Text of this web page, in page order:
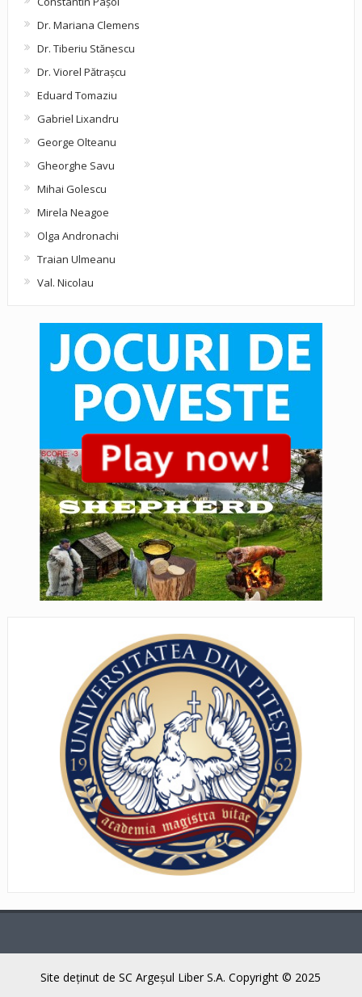
Dr. Mariana Clemens
Dr. Tiberiu Stănescu
Dr. Viorel Pătraşcu
Eduard Tomaziu
Gabriel Lixandru
George Olteanu
Gheorghe Savu
Mihai Golescu
Mirela Neagoe
Olga Andronachi
Traian Ulmeanu
Val. Nicolau
Site deţinut de SC Argeşul Liber S.A. Copyright © 2025